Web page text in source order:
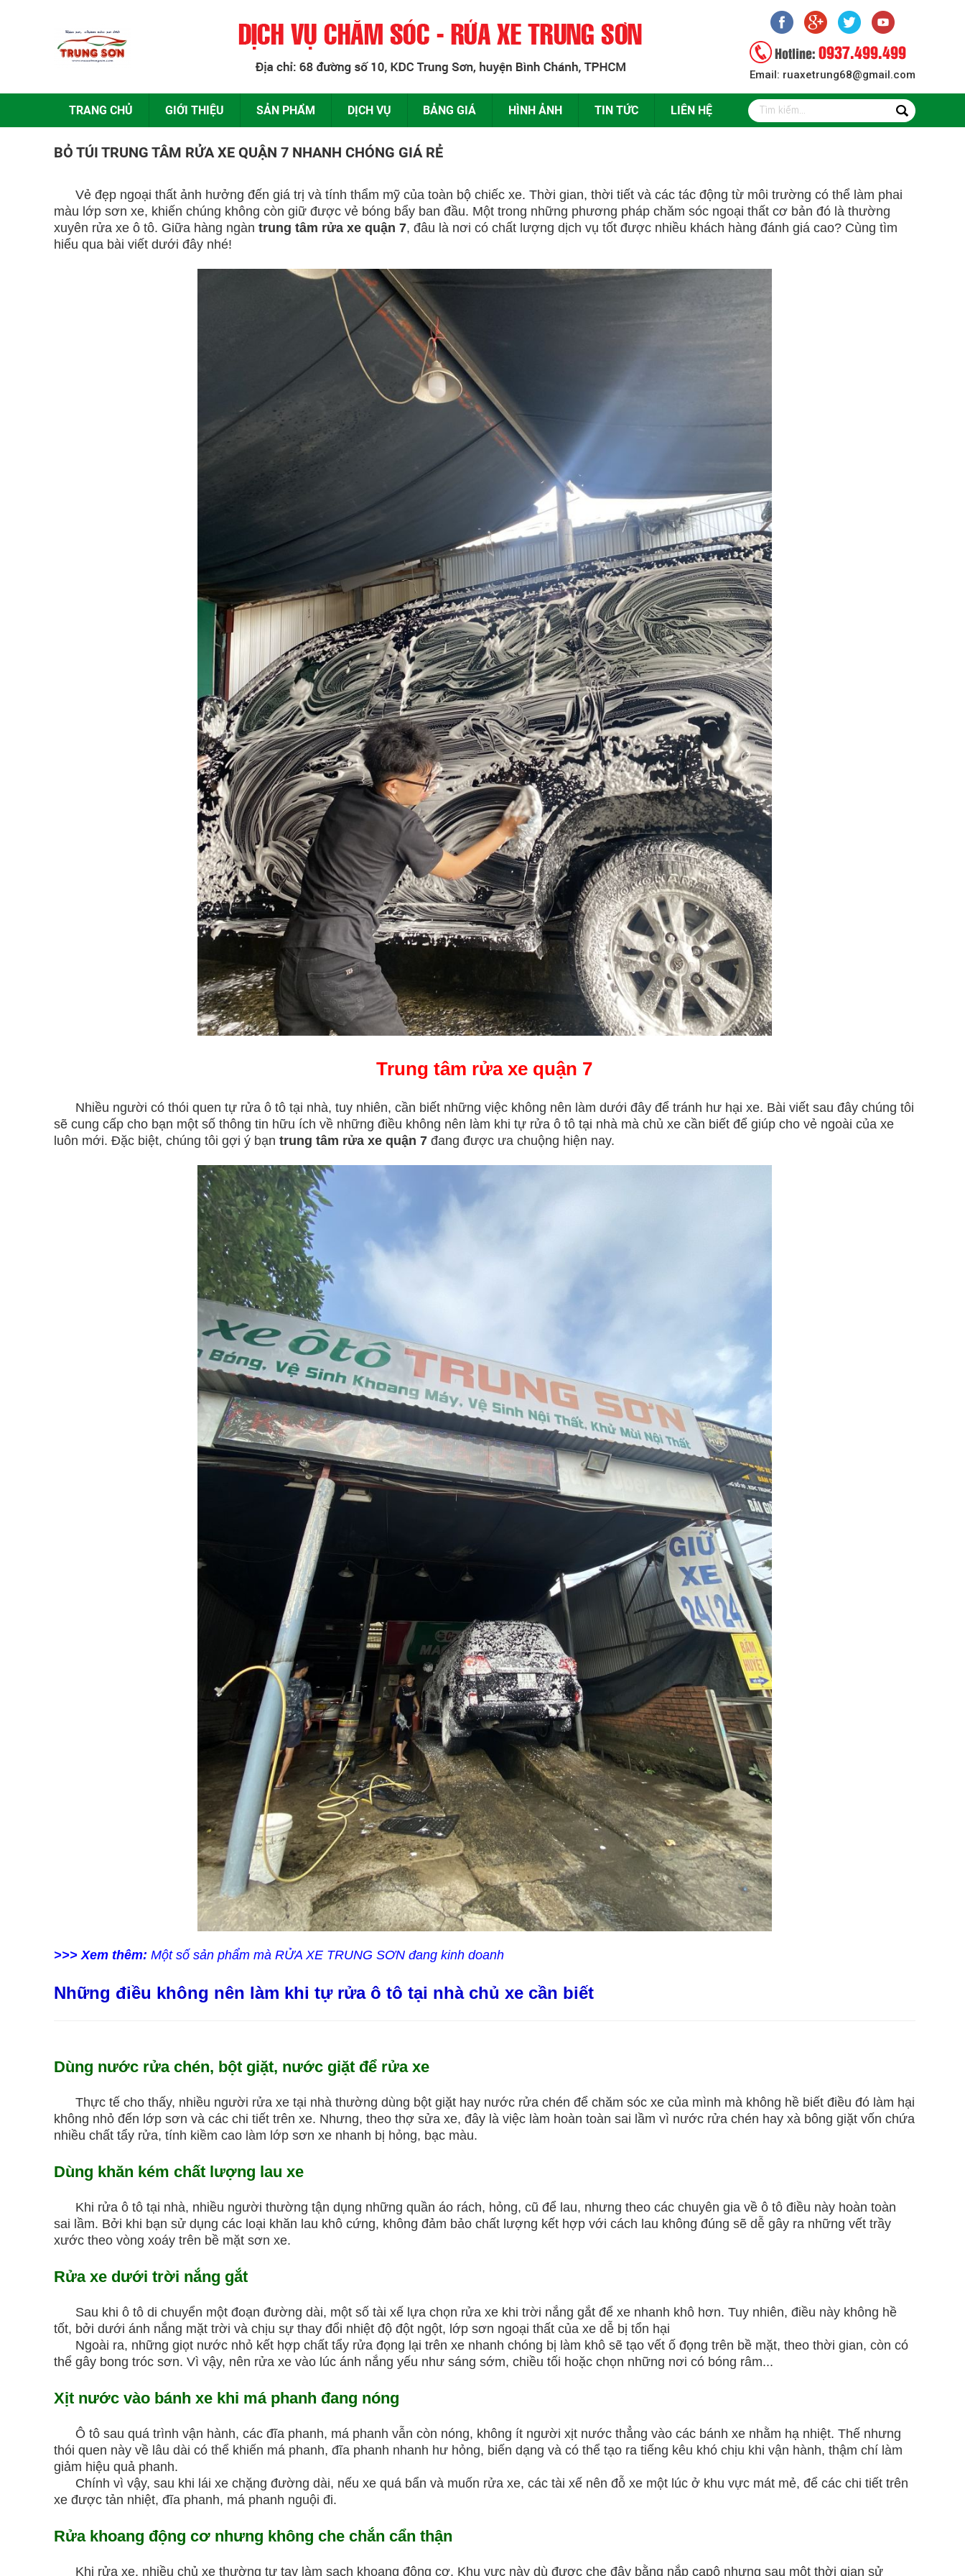
Hotline: 0937.499.499
Email: ruaxetrung68@gmail.com
TRANG CHỦ GIỚI THIỆU SẢN PHẨM DỊCH VỤ BẢNG GIÁ HÌNH ẢNH TIN TỨC LIÊN HỆ
BỎ TÚI TRUNG TÂM RỬA XE QUẬN 7 NHANH CHÓNG GIÁ RẺ
Vẻ đẹp ngoại thất ảnh hưởng đến giá trị và tính thẩm mỹ của toàn bộ chiếc xe. Thời gian, thời tiết và các tác động từ môi trường có thể làm phai
màu lớp sơn xe, khiến chúng không còn giữ được vẻ bóng bẩy ban đầu. Một trong những phương pháp chăm sóc ngoại thất cơ bản đó là thường
xuyên rửa xe ô tô. Giữa hàng ngàn trung tâm rửa xe quận 7, đâu là nơi có chất lượng dịch vụ tốt được nhiều khách hàng đánh giá cao? Cùng tìm
hiểu qua bài viết dưới đây nhé!
Trung tâm rửa xe quận 7
Nhiều người có thói quen tự rửa ô tô tại nhà, tuy nhiên, cần biết những việc không nên làm dưới đây để tránh hư hại xe. Bài viết sau đây chúng tôi
sẽ cung cấp cho bạn một số thông tin hữu ích về những điều không nên làm khi tự rửa ô tô tại nhà mà chủ xe cần biết để giúp cho vẻ ngoài của xe
luôn mới. Đặc biệt, chúng tôi gợi ý bạn trung tâm rửa xe quận 7đang được ưa chuộng hiện nay.
>>> Xem thêm: Một số sản phẩm mà RỬA XE TRUNG SƠN đang kinh doanh
Những điều không nên làm khi tự rửa ô tô tại nhà chủ xe cần biết
Dùng nước rửa chén, bột giặt, nước giặt để rửa xe
Thực tế cho thấy, nhiều người rửa xe tại nhà thường dùng bột giặt hay nước rửa chén để chăm sóc xe của mình mà không hề biết điều đó làm hại
không nhỏ đến lớp sơn và các chi tiết trên xe. Nhưng, theo thợ sửa xe, đây là việc làm hoàn toàn sai lầm vì nước rửa chén hay xà bông giặt vốn chứa
nhiều chất tẩy rửa, tính kiềm cao làm lớp sơn xe nhanh bị hỏng, bạc màu.
Dùng khăn kém chất lượng lau xe
Khi rửa ô tô tại nhà, nhiều người thường tận dụng những quần áo rách, hỏng, cũ để lau, nhưng theo các chuyên gia về ô tô điều này hoàn toàn
sai lầm. Bởi khi bạn sử dụng các loại khăn lau khô cứng, không đảm bảo chất lượng kết hợp với cách lau không đúng sẽ dễ gây ra những vết trầy
xước theo vòng xoáy trên bề mặt sơn xe.
Rửa xe dưới trời nắng gắt
Sau khi ô tô di chuyển một đoạn đường dài, một số tài xế lựa chọn rửa xe khi trời nắng gắt để xe nhanh khô hơn. Tuy nhiên, điều này không hề
tốt, bởi dưới ánh nắng mặt trời và chịu sự thay đổi nhiệt độ đột ngột, lớp sơn ngoại thất của xe dễ bị tổn hại
Ngoài ra, những giọt nước nhỏ kết hợp chất tẩy rửa đọng lại trên xe nhanh chóng bị làm khô sẽ tạo vết ố đọng trên bề mặt, theo thời gian, còn có
thể gây bong tróc sơn. Vì vậy, nên rửa xe vào lúc ánh nắng yếu như sáng sớm, chiều tối hoặc chọn những nơi có bóng râm...
Xịt nước vào bánh xe khi má phanh đang nóng
Ô tô sau quá trình vận hành, các đĩa phanh, má phanh vẫn còn nóng, không ít người xịt nước thẳng vào các bánh xe nhằm hạ nhiệt. Thế nhưng
thói quen này về lâu dài có thể khiến má phanh, đĩa phanh nhanh hư hỏng, biến dạng và có thể tạo ra tiếng kêu khó chịu khi vận hành, thậm chí làm
giảm hiệu quả phanh.
Chính vì vậy, sau khi lái xe chặng đường dài, nếu xe quá bẩn và muốn rửa xe, các tài xế nên đỗ xe một lúc ở khu vực mát mẻ, để các chi tiết trên
xe được tản nhiệt, đĩa phanh, má phanh nguội đi.
Rửa khoang động cơ nhưng không che chắn cẩn thận
Khi rửa xe, nhiều chủ xe thường tự tay làm sạch khoang động cơ. Khu vực này dù được che đậy bằng nắp capô nhưng sau một thời gian sử